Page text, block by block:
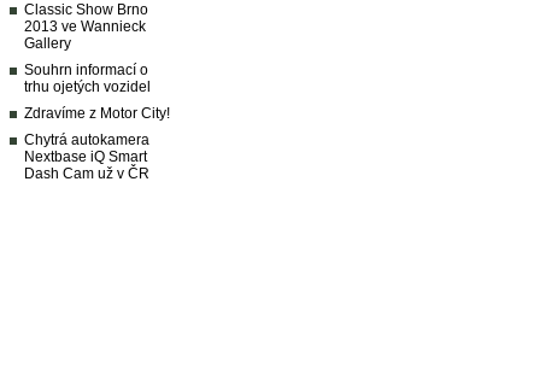
Classic Show Brno
2013 ve Wannieck
Gallery
Souhrn informací o
trhu ojetých vozidel
Zdravíme z Motor City!
Chytrá autokamera
Nextbase iQ Smart
Dash Cam už v ČR